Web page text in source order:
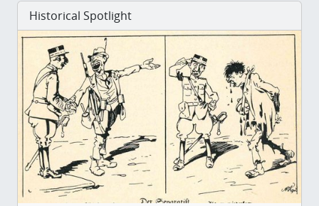
Historical Spotlight